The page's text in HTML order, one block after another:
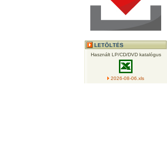
Használt LP/CD/DVD katalógus
2026-08-06.xls